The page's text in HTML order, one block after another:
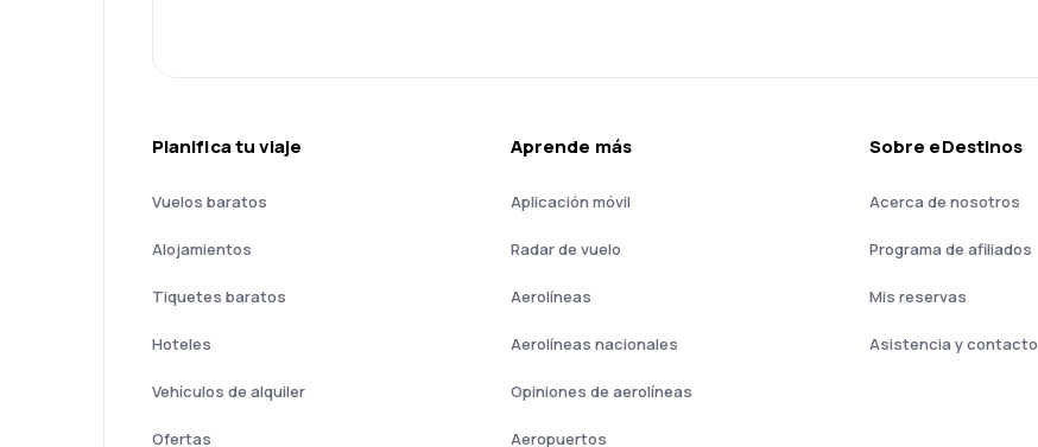
Planifica tu viaje
Vuelos baratos
Alojamientos
Tiquetes baratos
Hoteles
Vehículos de alquiler
Ofertas
Aprende más
Aplicación móvil
Radar de vuelo
Aerolíneas
Aerolíneas nacionales
Opiniones de aerolíneas
Aeropuertos
Sobre eDestinos
Acerca de nosotros
Programa de afiliados
Mis reservas
Asistencia y contacto